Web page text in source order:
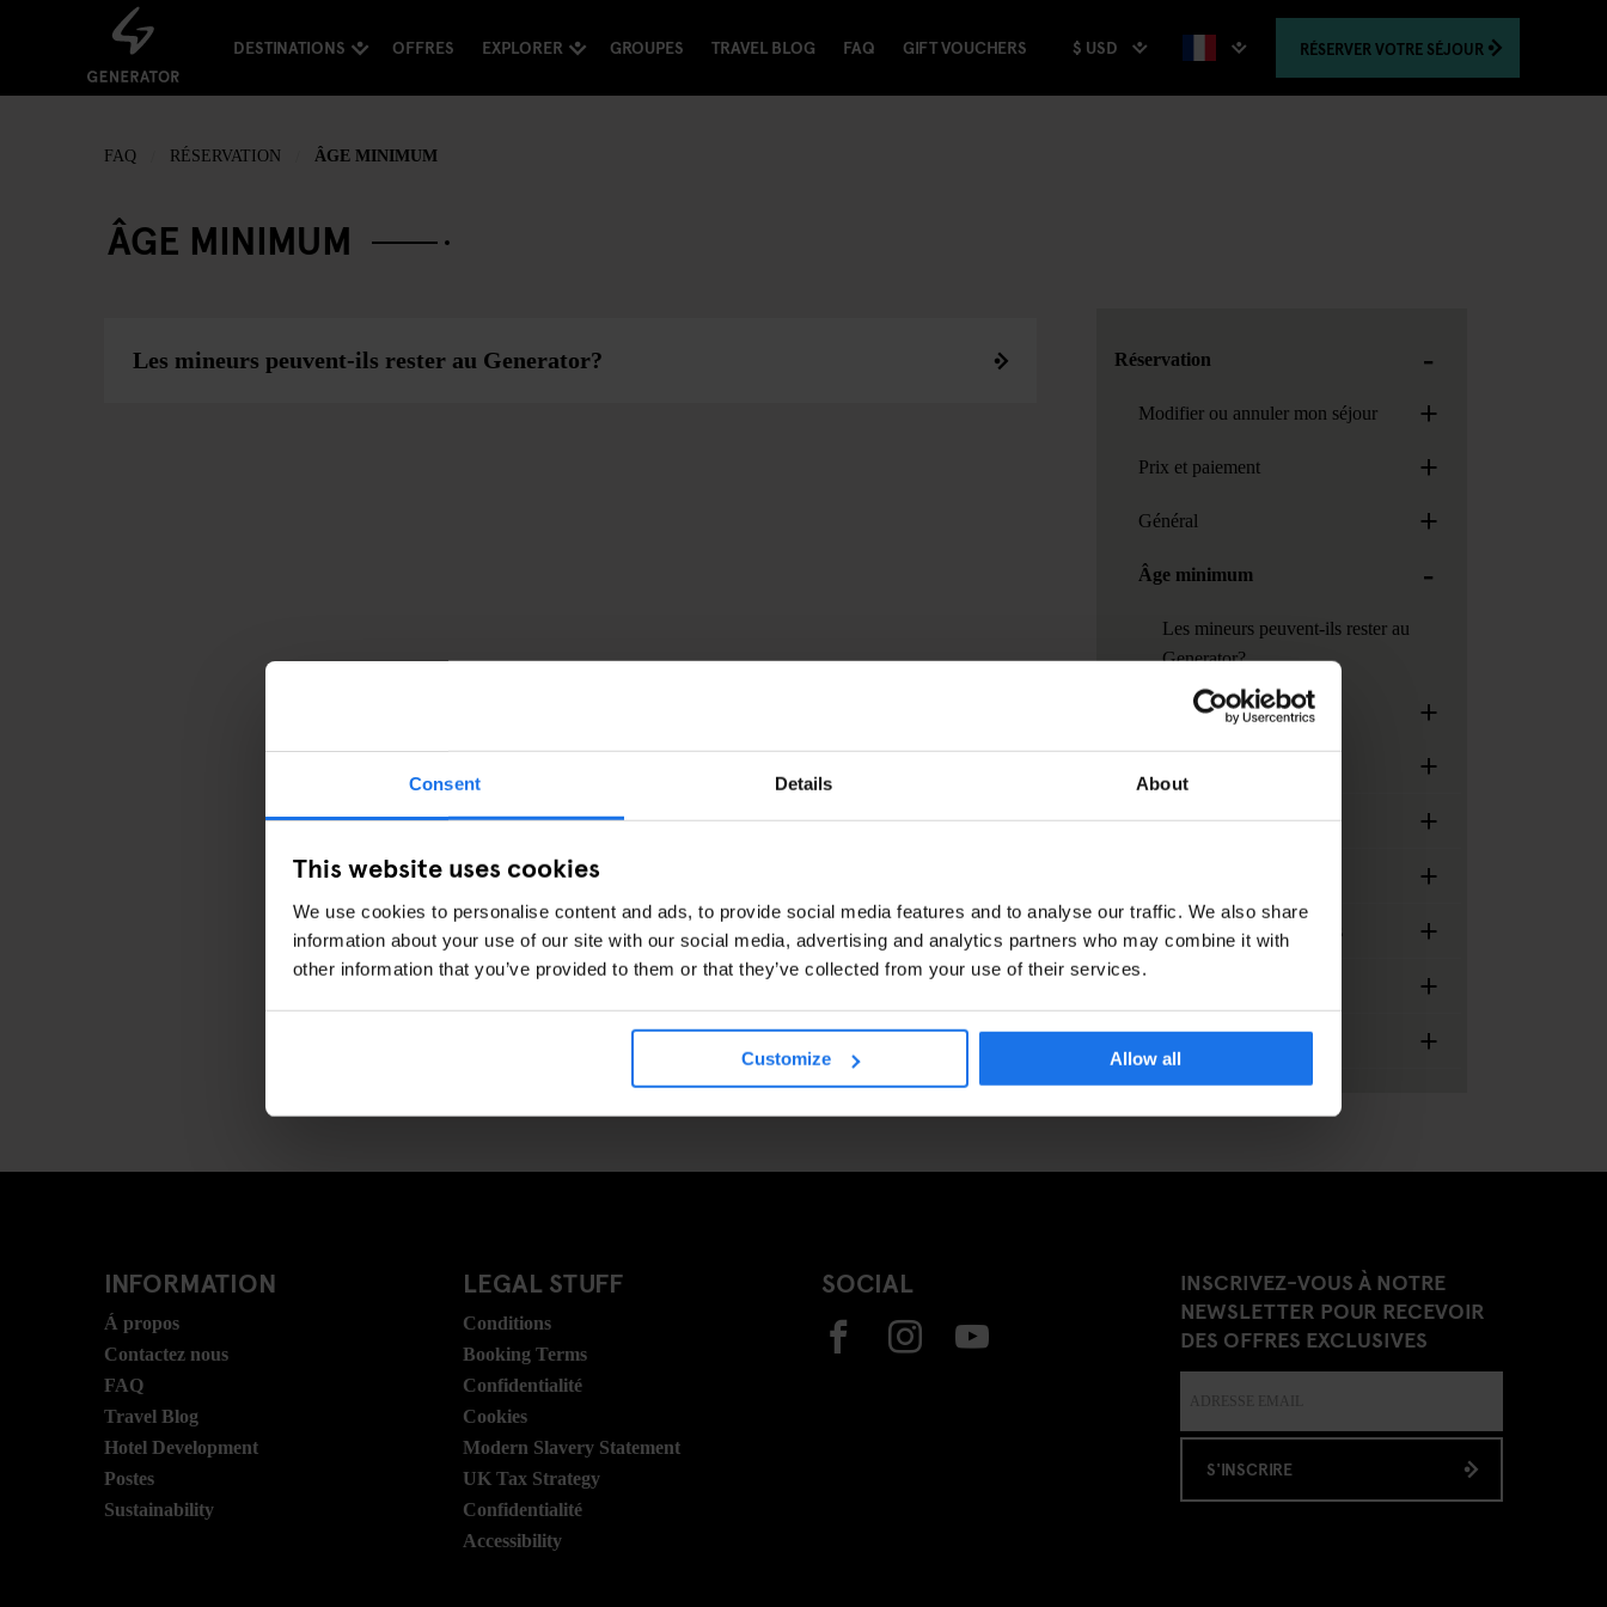
Consent Details About
This website uses cookies
We use cookies to personalise content and ads, to provide social media features and to analyse our traffic. We also share
information about your use of our site with our social media, advertising and analytics partners who may combine it with
other information that you’ve provided to them or that they’ve collected from your use of their services.
Customize Allow all
DESTINATIONS OFFRES EXPLORER GROUPES TRAVEL BLOG FAQ GIFT VOUCHERS $ USD RÉSERVER VOTRE SÉJOUR
FAQ RÉSERVATION ÂGE MINIMUM
ÂGE MINIMUM
Les mineurs peuvent-ils rester au Generator? Réservation -
Modifier ou annuler mon séjour +
Prix et paiement +
Général +
Âge minimum -
Les mineurs peuvent-ils rester au
Generator?
Réservations de groupes +
+
Arrivée et enregistrement +
+
Services, installations et extras +
+
+
INFORMATION
Á propos
Contactez nous
FAQ
Travel Blog
Hotel Development
Postes
Sustainability
LEGAL STUFF
Conditions
Booking Terms
Confidentialité
Cookies
Modern Slavery Statement
UK Tax Strategy
Confidentialité
Accessibility
SOCIAL
INSCRIVEZ-VOUS À NOTRE
NEWSLETTER POUR RECEVOIR
DES OFFRES EXCLUSIVES
S'INSCRIRE